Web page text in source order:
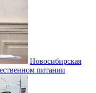
Новосибирская
питании